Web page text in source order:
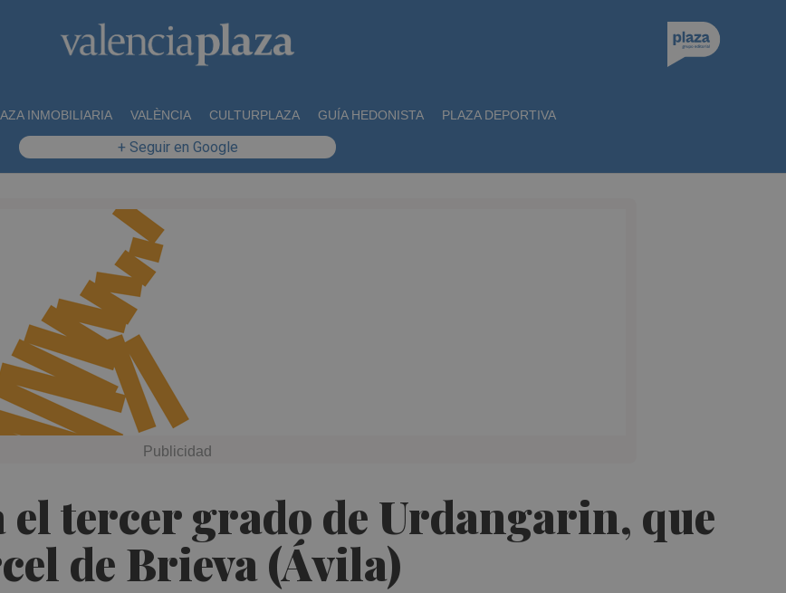
INMOBILIARIA VALÈNCIA CULTURPLAZA GUÍA HEDONISTA PLAZA DEPORTIVA
+ Seguir en Google
tercer grado de Urdangarin, que
de Brieva (Ávila)